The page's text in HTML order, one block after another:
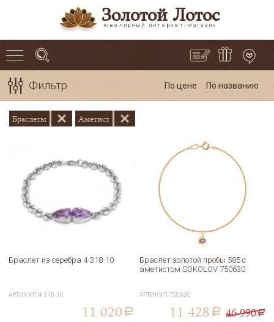
Золотой Лотос
ювелирный интернет-магазин
Фильтр По цене По названию
Браслеты Аметист
Браслет из серебра 4-318-10
АРТИКУЛ 4-318-10
11 020 a
Браслет золотой пробы 585 с
аметистом SOKOLOV 750630
АРТИКУЛ 750630
11 428 a 46 990a